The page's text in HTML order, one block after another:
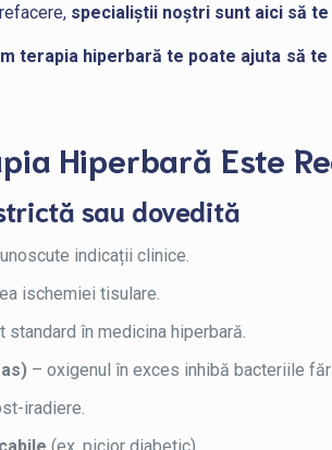
specialiștii noștri sunt aici să te
terapia hiperbară te poate ajuta să
Hiperbară Este
sau dovedită
indicații clinice.
ischemiei tisulare.
standard în medicina hiperbară.
– oxigenul în exces inhibă bacteriile
iradiere.
(ex. picior diabetic).